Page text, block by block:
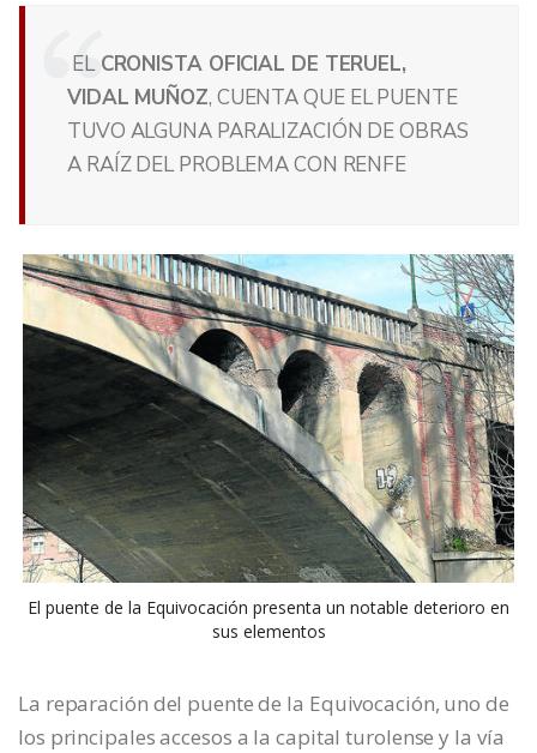
ELCRONISTA OFICIAL DE TERUEL,
VIDAL MUÑOZ, CUENTA QUE EL PUENTE
TUVO ALGUNA PARALIZACIÓN DE OBRAS
A RAÍZ DEL PROBLEMA CON RENFE
El puente de la Equivocación presenta un notable deterioro en
sus elementos
La reparación del puente de la Equivocación, uno de
los principales accesos a la capital turolense y la vía